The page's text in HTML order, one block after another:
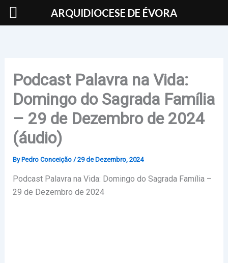
Skip
Podcast Palavra na Vida:
Domingo do Sagrada Família
– 29 de Dezembro de 2024
(áudio)
By Pedro Conceição /29 de Dezembro, 2024
Podcast Palavra na Vida: Domingo do Sagrada Família –
29 de Dezembro de 2024
ARQUIDIOCESE DE ÉVORA